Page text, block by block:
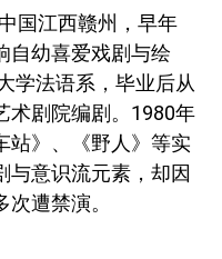
国江西赣州，早年
自幼喜爱戏剧与绘
学法语系，毕业后从
术剧院编剧。1980年
站》、《野人》等实
与意识流元素，却因
遭禁演。